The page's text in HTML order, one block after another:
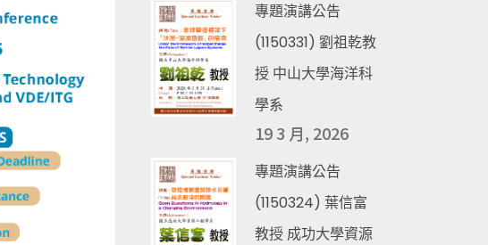
專題演講公告
(1150331) 劉祖乾教
授 中山大學海洋科
學系
19 3 月, 2026
專題演講公告
(1150324) 葉信富
教授 成功大學資源